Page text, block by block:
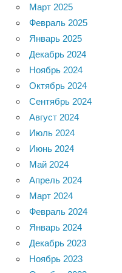
Март 2025
Февраль 2025
Январь 2025
Декабрь 2024
Ноябрь 2024
Октябрь 2024
Сентябрь 2024
Август 2024
Июль 2024
Июнь 2024
Май 2024
Апрель 2024
Март 2024
Февраль 2024
Январь 2024
Декабрь 2023
Ноябрь 2023